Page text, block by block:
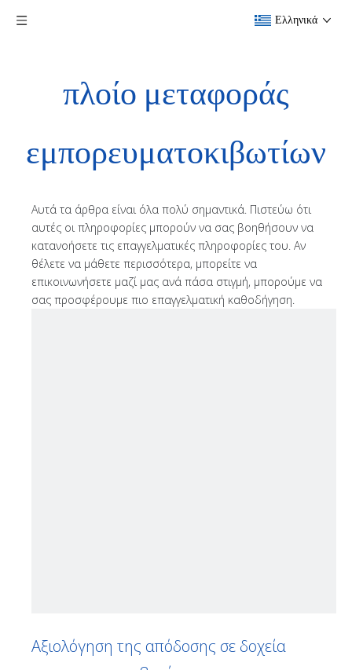
Ελληνικά
πλοίο μεταφοράς
εμπορευματοκιβωτίων
Αυτά τα άρθρα είναι όλα πολύ σημαντικά. Πιστεύω ότι
αυτές οι πληροφορίες μπορούν να σας βοηθήσουν να
κατανοήσετε τις επαγγελματικές πληροφορίες του. Αν
θέλετε να μάθετε περισσότερα, μπορείτε να
επικοινωνήσετε μαζί μας ανά πάσα στιγμή, μπορούμε να
σας προσφέρουμε πιο επαγγελματική καθοδήγηση.
Αξιολόγηση της απόδοσης σε δοχεία